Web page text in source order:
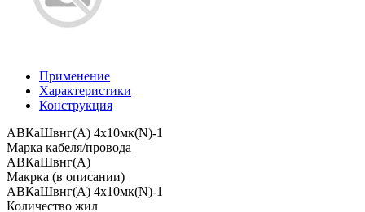
Применение
Характеристики
Конструкция
АВКаШвнг(А) 4x10мк(N)-1
Марка кабеля/провода
АВКаШвнг(А)
Макрка (в описании)
АВКаШвнг(А) 4x10мк(N)-1
Количество жил